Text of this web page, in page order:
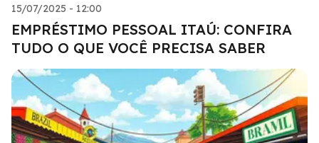
15/07/2025 - 12:00
EMPRÉSTIMO PESSOAL ITAÚ: CONFIRA
TUDO O QUE VOCÊ PRECISA SABER